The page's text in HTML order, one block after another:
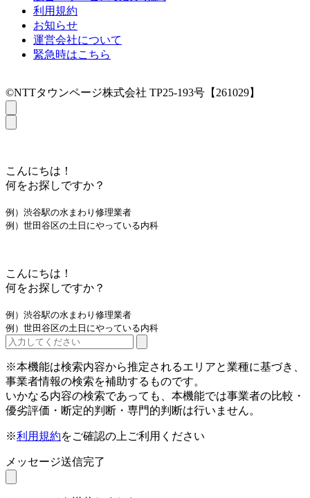
利用規約
お知らせ
運営会社について
緊急時はこちら
©NTTタウンページ株式会社 TP25-193号【261029】
こんにちは！
何をお探しですか？
例）渋谷駅の水まわり修理業者
例）世田谷区の土日にやっている内科
こんにちは！
何をお探しですか？
例）渋谷駅の水まわり修理業者
例）世田谷区の土日にやっている内科
※本機能は検索内容から推定されるエリアと業種に基づき、
事業者情報の検索を補助するものです。
いかなる内容の検索であっても、本機能では事業者の比較・
優劣評価・断定的判断・専門的判断は行いません。
※利用規約をご確認の上ご利用ください
メッセージ送信完了